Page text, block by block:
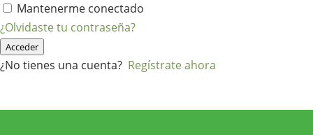
Mantenerme conectado
¿Olvidaste tu contraseña?
Acceder
¿No tienes una cuenta? Regístrate ahora